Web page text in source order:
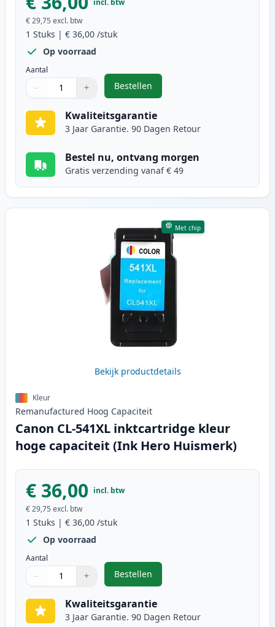
incl. btw
€ 29,75 excl. btw
1 Stuks | € 36,00 /stuk
Op voorraad
Aantal
Gebruik de knoppen om aan te passen
− +
1
Bestellen
,Canon PG-540XL inktcartridge
Kwaliteitsgarantie
3 Jaar Garantie. 90 Dagen Retour
Bestel nu, ontvang morgen
Gratis verzending vanaf € 49
Met chip
Bekijk productdetails
Kleur
Remanufactured Hoog Capaciteit
Canon CL-541XL inktcartridge kleur
hoge capaciteit (Ink Hero Huismerk)
€ 36,00 incl. btw
€ 29,75 excl. btw
1 Stuks | € 36,00 /stuk
Op voorraad
Aantal
Gebruik de knoppen om aan te passen
− +
1
Bestellen
,Canon CL-541XL inktcartridge
Kwaliteitsgarantie
3 Jaar Garantie. 90 Dagen Retour